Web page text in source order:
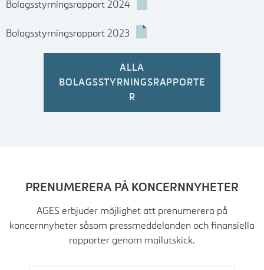
Bolagsstyrningsrapport 2024
Bolagsstyrningsrapport 2023
ALLA
BOLAGSSTYRNINGSRAPPORTE
R
PRENUMERERA PÅ KONCERNNYHETER
AGES erbjuder möjlighet att prenumerera på
koncernnyheter såsom pressmeddelanden och finansiella
rapporter genom mailutskick.